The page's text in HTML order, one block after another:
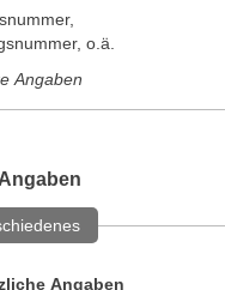
o.ä.
Angaben
Angaben